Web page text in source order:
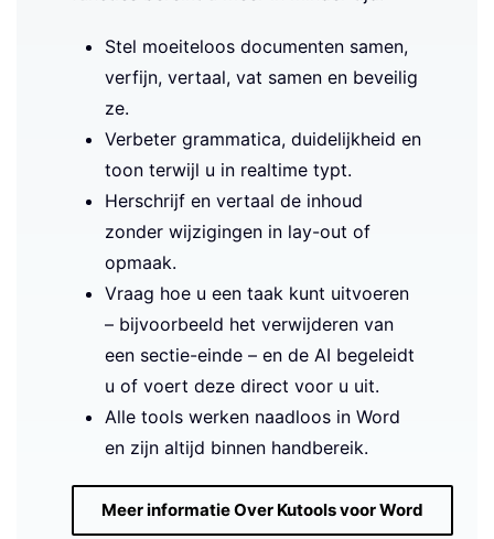
Stel moeiteloos documenten samen,
verfijn, vertaal, vat samen en beveilig
ze.
Verbeter grammatica, duidelijkheid en
toon terwijl u in realtime typt.
Herschrijf en vertaal de inhoud
zonder wijzigingen in lay-out of
opmaak.
Vraag hoe u een taak kunt uitvoeren
– bijvoorbeeld het verwijderen van
een sectie-einde – en de AI begeleidt
u of voert deze direct voor u uit.
Alle tools werken naadloos in Word
en zijn altijd binnen handbereik.
Meer informatie Over Kutools voor Word